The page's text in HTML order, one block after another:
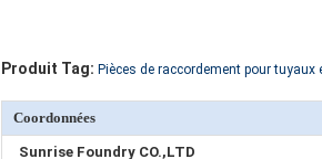
Produit Tag: Pièces de raccordement pour tuyaux
Coordonnées
Sunrise Foundry CO.,LTD